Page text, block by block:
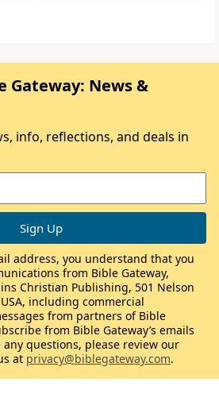
Gateway: News &
info, reflections, and deals in
address, you understand that you
from Bible Gateway,
Christian Publishing, 501 Nelson
including commercial
from partners of Bible
from Bible Gateway’s emails
questions, please review our
at privacy@biblegateway.com.